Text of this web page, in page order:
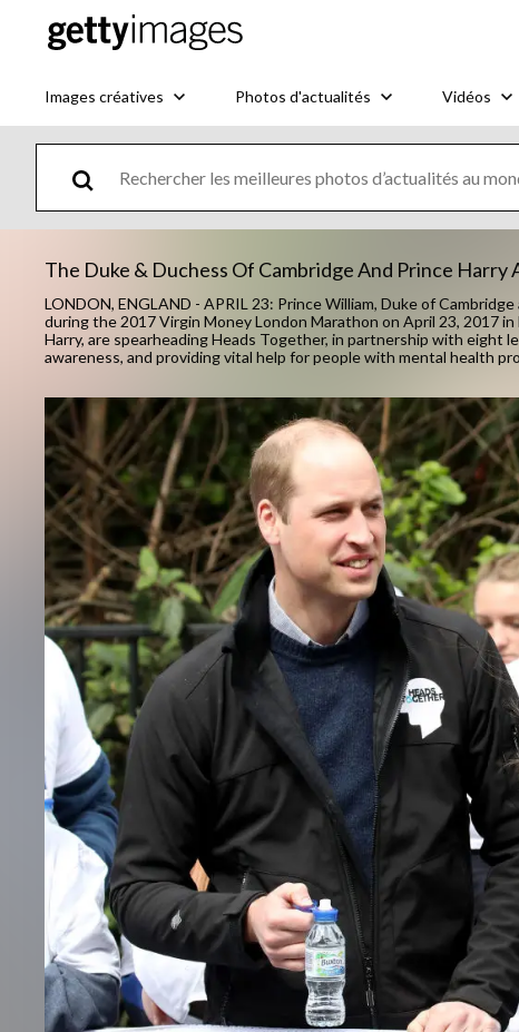
Images créatives Photos d'actualités Vidéos
The Duke & Duchess Of Cambridge And Prince
LONDON, ENGLAND - APRIL 23: Prince William, Duke of
during the 2017 Virgin Money London Marathon on April 23, 2017
Harry, are spearheading Heads Together, in partnership with eight
awareness, and providing vital help for people with mental health